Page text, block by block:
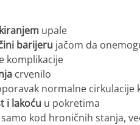
upale
barijeru jačom da
komplikacije
crvenilo
normalne cirkulacije
i lakoću u pokretima
kod hroničnih stanja,